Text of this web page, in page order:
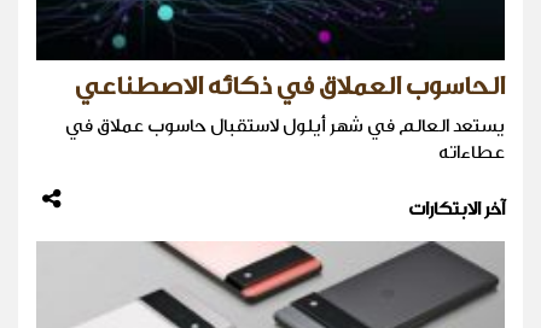
الحاسوب العملاق في ذكائه الاصطناعي
يستعد العالم في شهر أيلول لاستقبال حاسوب عملاق في
عطاءاته
آخر الابتكارات